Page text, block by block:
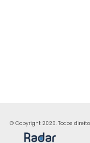
© Copyright 2025. Todos